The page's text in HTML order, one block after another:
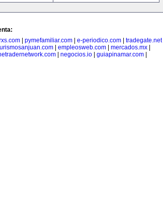
| pymefamiliar.com| e-periodico.com| tradegate.net|
| empleosweb.com| mercados.mx|
| negocios.io| guiapinamar.com|